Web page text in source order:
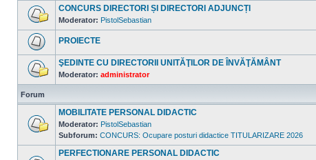
sunt
mesaje
necitite
mesaje
CONCURS DIRECTORI ȘI DIRECTORI ADJUNCȚI
Moderator: PistolSebastian
Nu
sunt
mesaje
necitite
PROIECTE
necitite
ŞEDINTE CU DIRECTORII UNITĂŢILOR DE ÎNVĂŢĂMÂNT
Moderator: administrator
Forum
Nu
sunt
mesaje
MOBILITATE PERSONAL DIDACTIC
Moderator: PistolSebastian
Subforum: CONCURS: Ocupare posturi didactice TITULARIZARE 2026
PERFECTIONARE PERSONAL DIDACTIC